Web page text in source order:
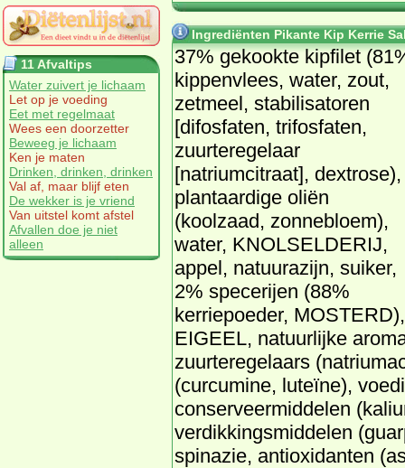
11 Afvaltips
Water zuivert je lichaam
Let op je voeding
Eet met regelmaat
Wees een doorzetter
Beweeg je lichaam
Ken je maten
Drinken, drinken, drinken
Val af, maar blijf eten
De wekker is je vriend
Van uitstel komt afstel
Afvallen doe je niet
alleen
Ingrediënten Pikante Kip Kerrie
37% gekookte kipfilet
kippenvlees, water, zout,
zetmeel, stabilisatoren
[difosfaten, trifosfaten,
zuurteregelaar
[natriumcitraat], dextrose),
plantaardige oliën
(koolzaad, zonnebloem),
water, KNOLSELDERIJ,
appel, natuurazijn, suiker,
2% specerijen (88%
kerriepoeder, MOSTERD),
EIGEEL, natuurlijke
zuurteregelaars
(curcumine, luteïne),
conserveermiddelen
verdikkingsmiddelen
spinazie, antioxidanten